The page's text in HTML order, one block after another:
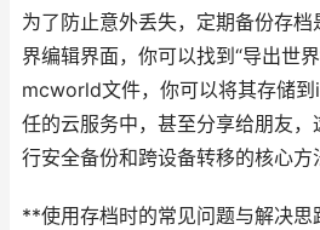
为了防止意外丢失，定期备份存
界编辑界面，你可以找到“导出世
mcworld文件，你可以将其存储
任的云服务中，甚至分享给朋友
行安全备份和跨设备转移的核心方
**使用存档时的常见问题与解决思